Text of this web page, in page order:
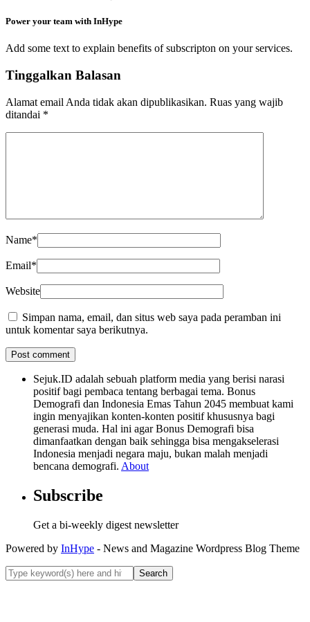
Power your team with InHype
Add some text to explain benefits of subscripton on your services.
Tinggalkan Balasan
Alamat email Anda tidak akan dipublikasikan. Ruas yang wajib
ditandai *
Name*
Email*
Website
Simpan nama, email, dan situs web saya pada peramban ini
untuk komentar saya berikutnya.
Sejuk.ID adalah sebuah platform media yang berisi narasi
positif bagi pembaca tentang berbagai tema. Bonus
Demografi dan Indonesia Emas Tahun 2045 membuat kami
ingin menyajikan konten-konten positif khususnya bagi
generasi muda. Hal ini agar Bonus Demografi bisa
dimanfaatkan dengan baik sehingga bisa mengakselerasi
Indonesia menjadi negara maju, bukan malah menjadi
bencana demografi. About
Subscribe
Get a bi-weekly digest newsletter
Powered by InHype - News and Magazine Wordpress Blog Theme